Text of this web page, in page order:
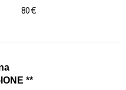
80 €
**